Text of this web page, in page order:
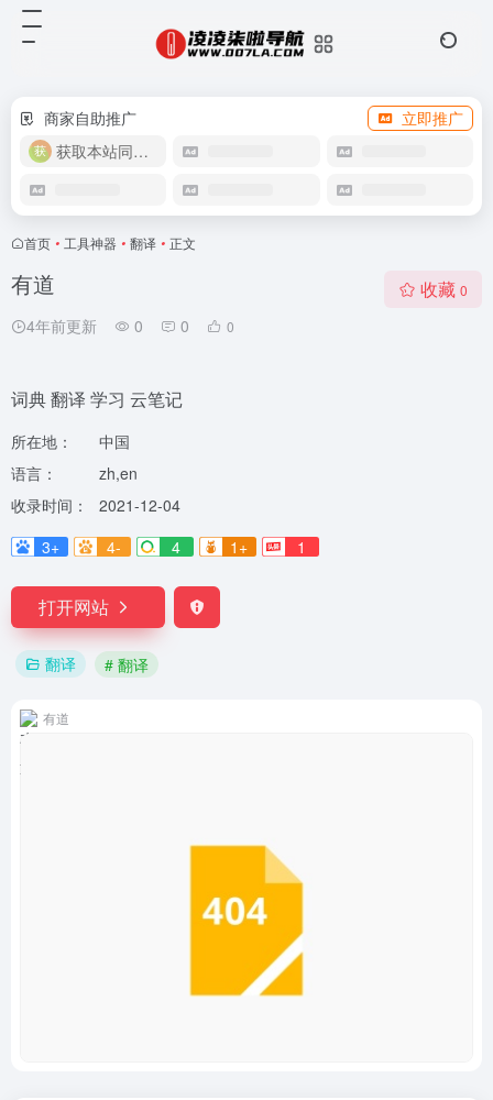
商家自助推广
立即推广
获取本站同款主题
首页 • 工具神器 • 翻译 • 正文
有道
4年前更新 0 0 0
收藏 0
词典 翻译 学习 云笔记
所在地：
中国
语言：
zh,en
收录时间：
2021-12-04
3+
4- 4 1+ 1
打开网站
翻译 # 翻译
有道